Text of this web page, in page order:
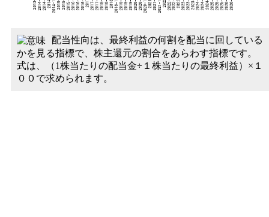
配当性向は、最終利益の何割を配当に回している
かを見る指標で、株主還元の割合をあらわす指標です。
式は、（1株当たりの配当金÷１株当たりの最終利益）×１
００で求められます。